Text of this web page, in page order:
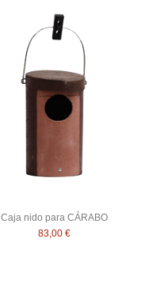
Caja nido para CÁRABO
83,00 €